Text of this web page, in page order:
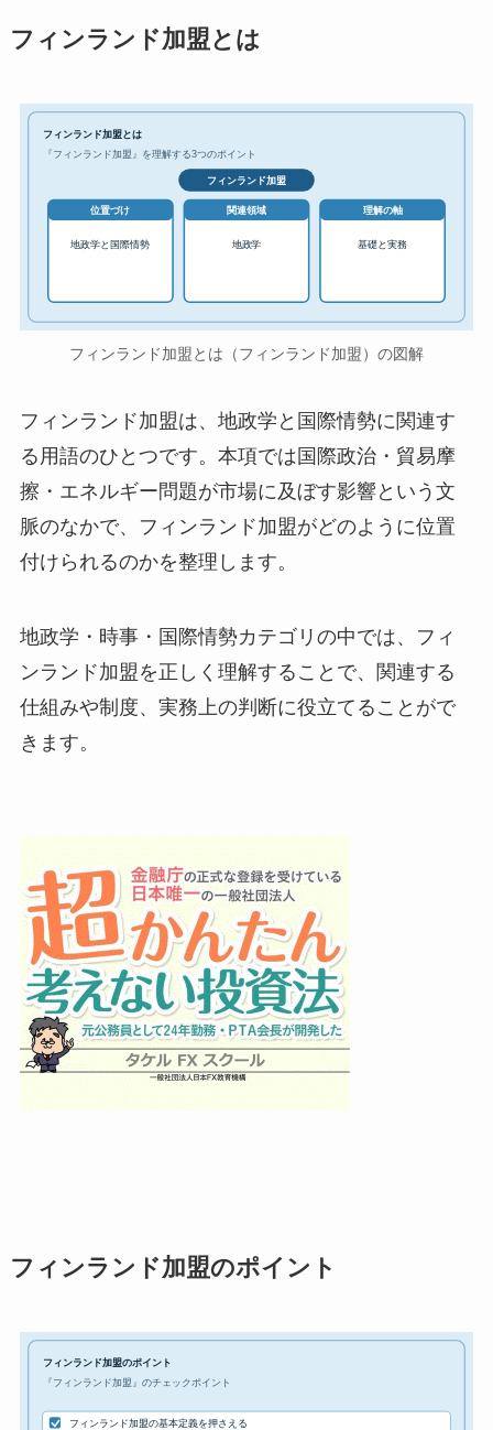
フィンランド加盟とは
フィンランド加盟とは
『フィンランド加盟』を理解する3つのポイント
フィンランド加盟
位置づけ
地政学と国際情勢
関連領域
地政学
理解の軸
基礎と実務
フィンランド加盟とは（フィンランド加盟）の図解
フィンランド加盟は、地政学と国際情勢に関連す
る用語のひとつです。本項では国際政治・貿易摩
擦・エネルギー問題が市場に及ぼす影響という文
脈のなかで、フィンランド加盟がどのように位置
付けられるのかを整理します。
地政学・時事・国際情勢カテゴリの中では、フィ
ンランド加盟を正しく理解することで、関連する
仕組みや制度、実務上の判断に役立てることがで
きます。
フィンランド加盟のポイント
フィンランド加盟のポイント
『フィンランド加盟』のチェックポイント
フィンランド加盟の基本定義を押さえる